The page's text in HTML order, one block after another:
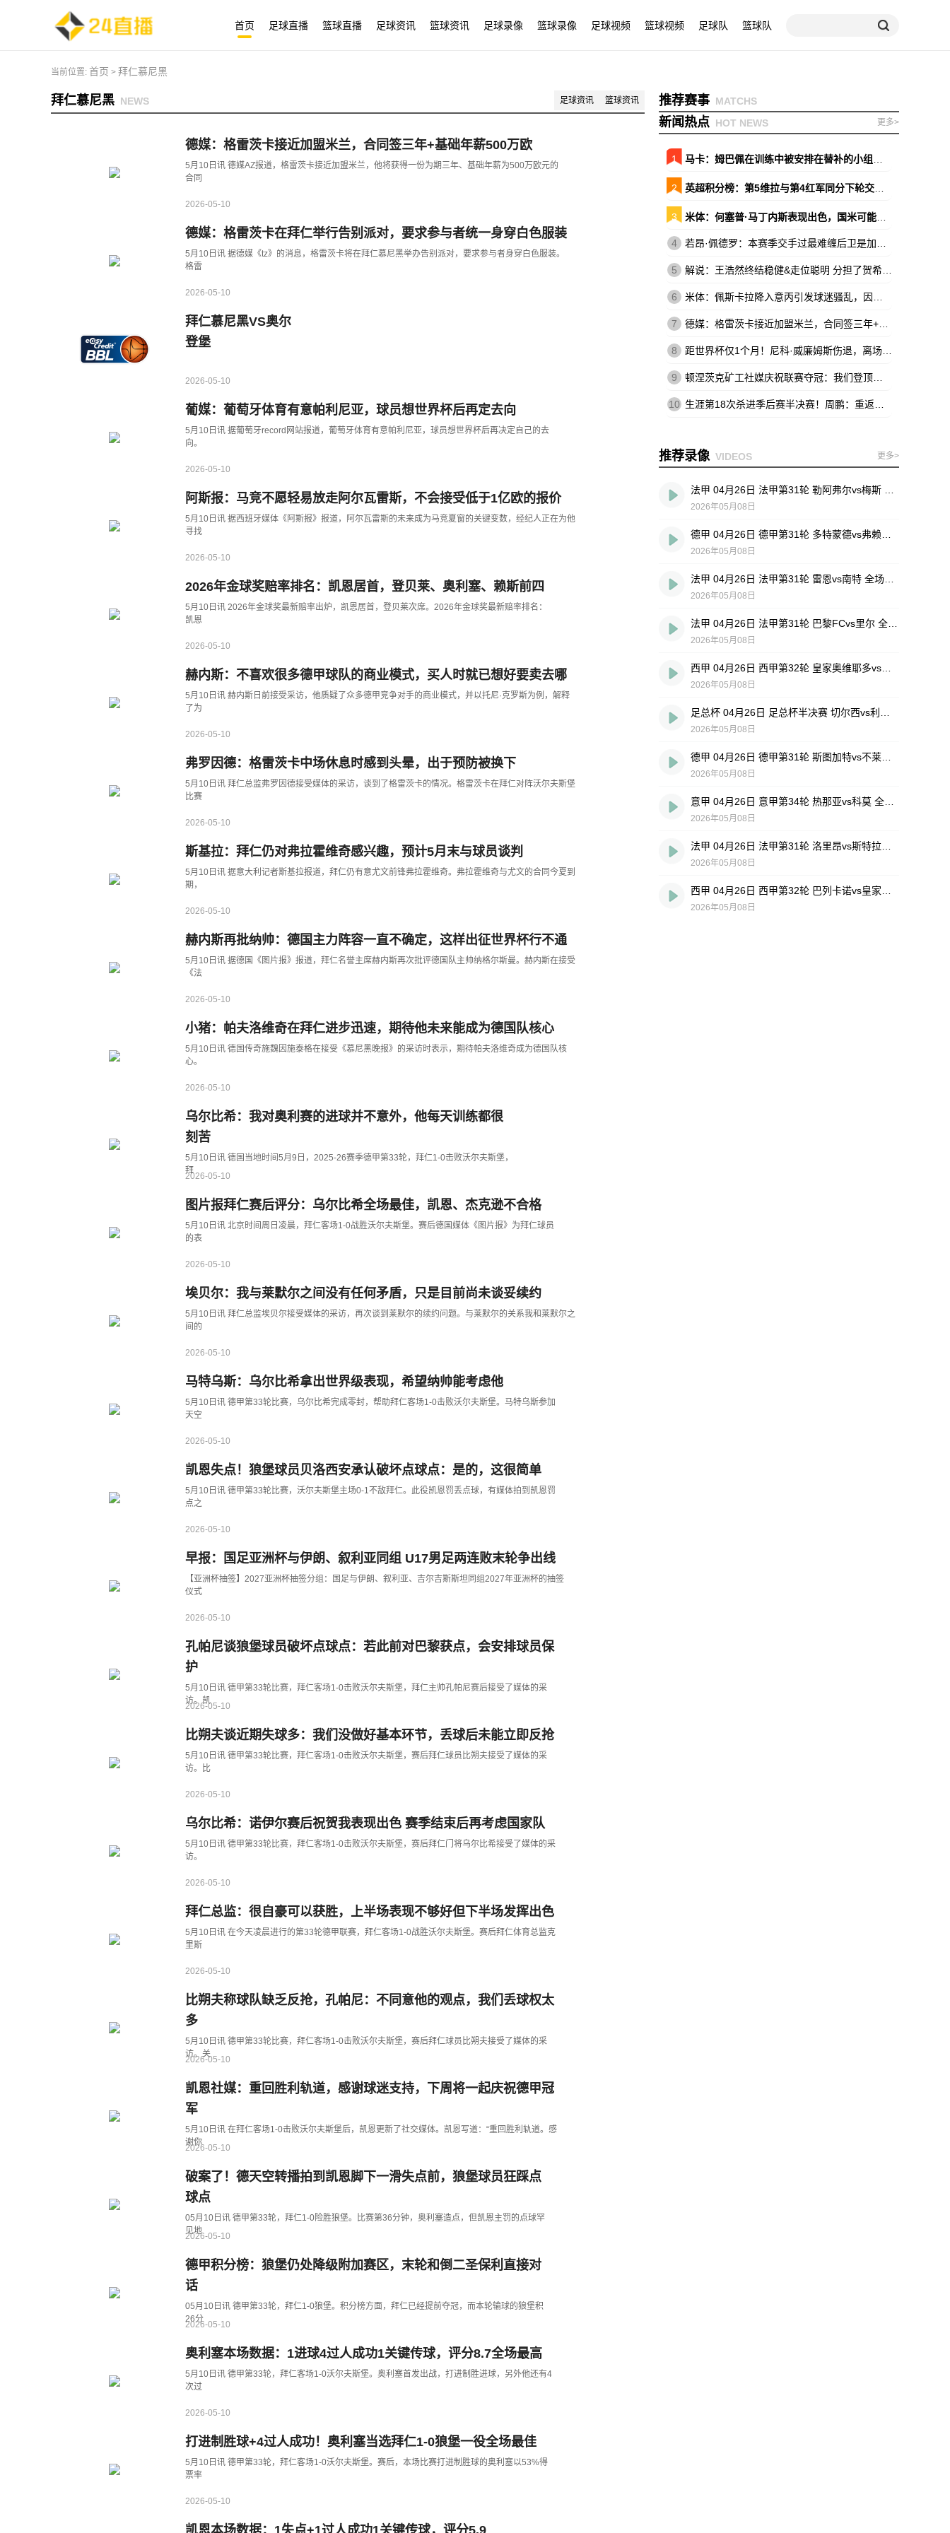
首页 足球直播 篮球直播 足球资讯 篮球资讯 足球录像 篮球录像 足球视频 篮球视频 足球队 篮球队
当前位置: 首页 > 拜仁慕尼黑
拜仁慕尼黑 NEWS 足球资讯 篮球资讯
德媒：格雷茨卡接近加盟米兰，合同签三年+基础年薪500万欧
5月10日讯 德媒AZ报道，格雷茨卡接近加盟米兰，他将获得一份为期三年、基础年薪为500万欧元的
合同
2026-05-10
德媒：格雷茨卡在拜仁举行告别派对，要求参与者统一身穿白色服装
5月10日讯 据德媒《tz》的消息，格雷茨卡将在拜仁慕尼黑举办告别派对，要求参与者身穿白色服装。
格雷
2026-05-10
拜仁慕尼黑VS奥尔
登堡
2026-05-10
葡媒：葡萄牙体育有意帕利尼亚，球员想世界杯后再定去向
5月10日讯 据葡萄牙record网站报道，葡萄牙体育有意帕利尼亚，球员想世界杯后再决定自己的去
向。
2026-05-10
阿斯报：马竞不愿轻易放走阿尔瓦雷斯，不会接受低于1亿欧的报价
5月10日讯 据西班牙媒体《阿斯报》报道，阿尔瓦雷斯的未来成为马竞夏窗的关键变数，经纪人正在为他
寻找
2026-05-10
2026年金球奖赔率排名：凯恩居首，登贝莱、奥利塞、赖斯前四
5月10日讯 2026年金球奖最新赔率出炉，凯恩居首，登贝莱次席。2026年金球奖最新赔率排名：
凯恩
2026-05-10
赫内斯：不喜欢很多德甲球队的商业模式，买人时就已想好要卖去哪
5月10日讯 赫内斯日前接受采访，他质疑了众多德甲竞争对手的商业模式，并以托尼·克罗斯为例，解释
了为
2026-05-10
弗罗因德：格雷茨卡中场休息时感到头晕，出于预防被换下
5月10日讯 拜仁总监弗罗因德接受媒体的采访，谈到了格雷茨卡的情况。格雷茨卡在拜仁对阵沃尔夫斯堡
比赛
2026-05-10
斯基拉：拜仁仍对弗拉霍维奇感兴趣，预计5月末与球员谈判
5月10日讯 据意大利记者斯基拉报道，拜仁仍有意尤文前锋弗拉霍维奇。弗拉霍维奇与尤文的合同今夏到
期，
2026-05-10
赫内斯再批纳帅：德国主力阵容一直不确定，这样出征世界杯行不通
5月10日讯 据德国《图片报》报道，拜仁名誉主席赫内斯再次批评德国队主帅纳格尔斯曼。赫内斯在接受
《法
2026-05-10
小猪：帕夫洛维奇在拜仁进步迅速，期待他未来能成为德国队核心
5月10日讯 德国传奇施魏因施泰格在接受《慕尼黑晚报》的采访时表示，期待帕夫洛维奇成为德国队核
心。
2026-05-10
乌尔比希：我对奥利赛的进球并不意外，他每天训练都很
刻苦
5月10日讯 德国当地时间5月9日，2025-26赛季德甲第33轮，拜仁1-0击败沃尔夫斯堡，
拜
2026-05-10
图片报拜仁赛后评分：乌尔比希全场最佳，凯恩、杰克逊不合格
5月10日讯 北京时间周日凌晨，拜仁客场1-0战胜沃尔夫斯堡。赛后德国媒体《图片报》为拜仁球员
的表
2026-05-10
埃贝尔：我与莱默尔之间没有任何矛盾，只是目前尚未谈妥续约
5月10日讯 拜仁总监埃贝尔接受媒体的采访，再次谈到莱默尔的续约问题。与莱默尔的关系我和莱默尔之
间的
2026-05-10
马特乌斯：乌尔比希拿出世界级表现，希望纳帅能考虑他
5月10日讯 德甲第33轮比赛，乌尔比希完成零封，帮助拜仁客场1-0击败沃尔夫斯堡。马特乌斯参加
天空
2026-05-10
凯恩失点！狼堡球员贝洛西安承认破坏点球点：是的，这很简单
5月10日讯 德甲第33轮比赛，沃尔夫斯堡主场0-1不敌拜仁。此役凯恩罚丢点球，有媒体拍到凯恩罚
点之
2026-05-10
早报：国足亚洲杯与伊朗、叙利亚同组 U17男足两连败末轮争出线
【亚洲杯抽签】2027亚洲杯抽签分组：国足与伊朗、叙利亚、吉尔吉斯斯坦同组2027年亚洲杯的抽签
仪式
2026-05-10
孔帕尼谈狼堡球员破坏点球点：若此前对巴黎获点，会安排球员保
护
5月10日讯 德甲第33轮比赛，拜仁客场1-0击败沃尔夫斯堡，拜仁主帅孔帕尼赛后接受了媒体的采
访。凯
2026-05-10
比朔夫谈近期失球多：我们没做好基本环节，丢球后未能立即反抢
5月10日讯 德甲第33轮比赛，拜仁客场1-0击败沃尔夫斯堡，赛后拜仁球员比朔夫接受了媒体的采
访。比
2026-05-10
乌尔比希：诺伊尔赛后祝贺我表现出色 赛季结束后再考虑国家队
5月10日讯 德甲第33轮比赛，拜仁客场1-0击败沃尔夫斯堡，赛后拜仁门将乌尔比希接受了媒体的采
访。
2026-05-10
拜仁总监：很自豪可以获胜，上半场表现不够好但下半场发挥出色
5月10日讯 在今天凌晨进行的第33轮德甲联赛，拜仁客场1-0战胜沃尔夫斯堡。赛后拜仁体育总监克
里斯
2026-05-10
比朔夫称球队缺乏反抢，孔帕尼：不同意他的观点，我们丢球权太
多
5月10日讯 德甲第33轮比赛，拜仁客场1-0击败沃尔夫斯堡，赛后拜仁球员比朔夫接受了媒体的采
访。关
2026-05-10
凯恩社媒：重回胜利轨道，感谢球迷支持，下周将一起庆祝德甲冠
军
5月10日讯 在拜仁客场1-0击败沃尔夫斯堡后，凯恩更新了社交媒体。凯恩写道：“重回胜利轨道。感
谢你
2026-05-10
破案了！德天空转播拍到凯恩脚下一滑失点前，狼堡球员狂踩点
球点
05月10日讯 德甲第33轮，拜仁1-0险胜狼堡。比赛第36分钟，奥利塞造点，但凯恩主罚的点球罕
见地
2026-05-10
德甲积分榜：狼堡仍处降级附加赛区，末轮和倒二圣保利直接对
话
05月10日讯 德甲第33轮，拜仁1-0狼堡。积分榜方面，拜仁已经提前夺冠，而本轮输球的狼堡积
26分
2026-05-10
奥利塞本场数据：1进球4过人成功1关键传球，评分8.7全场最高
5月10日讯 德甲第33轮，拜仁客场1-0沃尔夫斯堡。奥利塞首发出战，打进制胜进球，另外他还有4
次过
2026-05-10
打进制胜球+4过人成功！奥利塞当选拜仁1-0狼堡一役全场最佳
5月10日讯 德甲第33轮，拜仁客场1-0沃尔夫斯堡。赛后，本场比赛打进制胜球的奥利塞以53%得
票率
2026-05-10
凯恩本场数据：1失点+1过人成功1关键传球，评分5.9
推荐赛事 MATCHS
新闻热点 HOT NEWS 更多>
1 马卡：姆巴佩在训练中被安排在替补的小组，原本会以替补出战巴萨
2 英超积分榜：第5维拉与第4红军同分下轮交锋 森林暂领先降级区7分
3 米体：何塞普·马丁内斯表现出色，国米可能放弃引进维卡里奥
4 若昂·佩德罗：本赛季交手过最难缠后卫是加布，他的速度让我惊讶
5 解说：王浩然终结稳健&走位聪明 分担了贺希宁和史密斯的进攻压力
6 米体：佩斯卡拉降入意丙引发球迷骚乱，因西涅落泪、被球迷嘘
7 德媒：格雷茨卡接近加盟米兰，合同签三年+基础年薪500万欧
8 距世界杯仅1个月！尼科·威廉姆斯伤退，离场时不断说：这不可能
9 顿涅茨克矿工社媒庆祝联赛夺冠：我们登顶王座，实至名归
10 生涯第18次杀进季后赛半决赛！周鹏：重返四强 跟球队一起拼到底
推荐录像 VIDEOS 更多>
2026年05月08日
2026年05月08日
2026年05月08日
2026年05月08日
2026年05月08日
2026年05月08日
2026年05月08日
2026年05月08日
2026年05月08日
2026年05月08日